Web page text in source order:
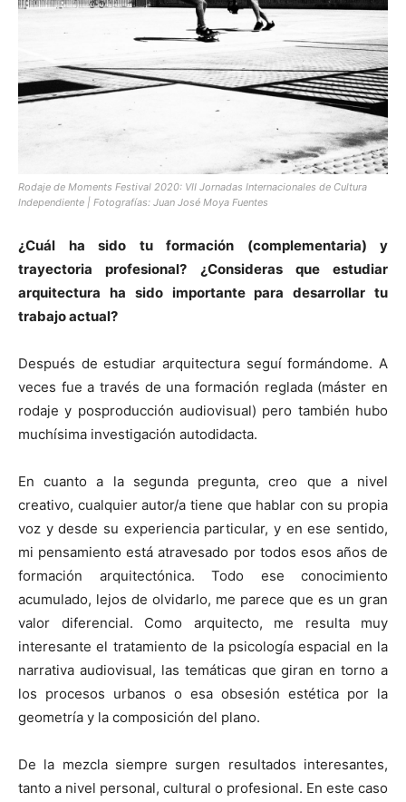
Rodaje de Moments Festival 2020: VII Jornadas Internacionales de Cultura
Independiente | Fotografías: Juan José Moya Fuentes
¿Cuál ha sido tu formación (complementaria) y
trayectoria profesional? ¿Consideras que estudiar
arquitectura ha sido importante para desarrollar tu
trabajo actual?
Después de estudiar arquitectura seguí formándome. A
veces fue a través de una formación reglada (máster en
rodaje y posproducción audiovisual) pero también hubo
muchísima investigación autodidacta.
En cuanto a la segunda pregunta, creo que a nivel
creativo, cualquier autor/a tiene que hablar con su propia
voz y desde su experiencia particular, y en ese sentido,
mi pensamiento está atravesado por todos esos años de
formación arquitectónica. Todo ese conocimiento
acumulado, lejos de olvidarlo, me parece que es un gran
valor diferencial. Como arquitecto, me resulta muy
interesante el tratamiento de la psicología espacial en la
narrativa audiovisual, las temáticas que giran en torno a
los procesos urbanos o esa obsesión estética por la
geometría y la composición del plano.
De la mezcla siempre surgen resultados interesantes,
tanto a nivel personal, cultural o profesional. En este caso